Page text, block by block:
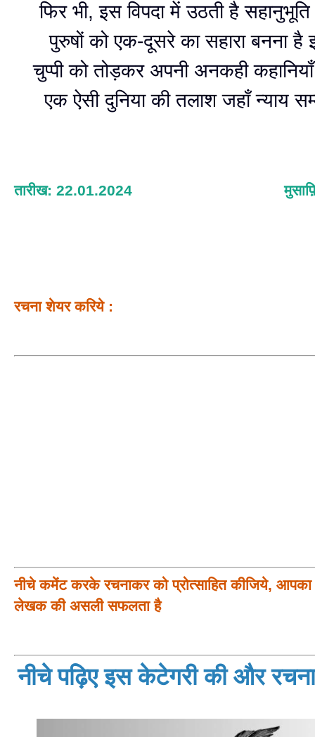
फिर भी, इस विपदा में उठती है
पुरुषों को एक-दूसरे का सहारा बनना है
चुप्पी को तोड़कर अपनी अनकही
एक ऐसी दुनिया की तलाश जहाँ न्याय
तारीख: 22.01.2024
रचना शेयर करिये :
नीचे कमेंट करके रचनाकर को प्रोत्साहित कीजिये, आपका
लेखक की असली सफलता है
नीचे पढ़िए इस केटेगरी की और